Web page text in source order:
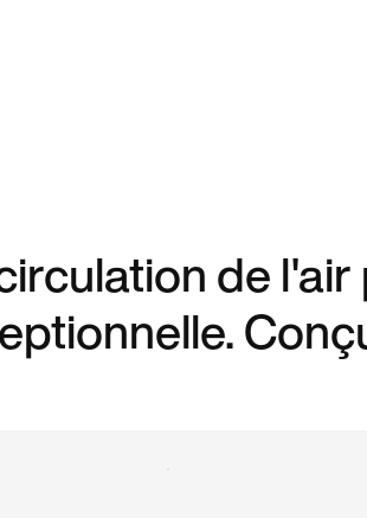
de